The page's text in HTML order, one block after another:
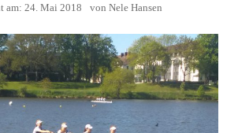
am: 24. Mai 2018 von Nele Hansen